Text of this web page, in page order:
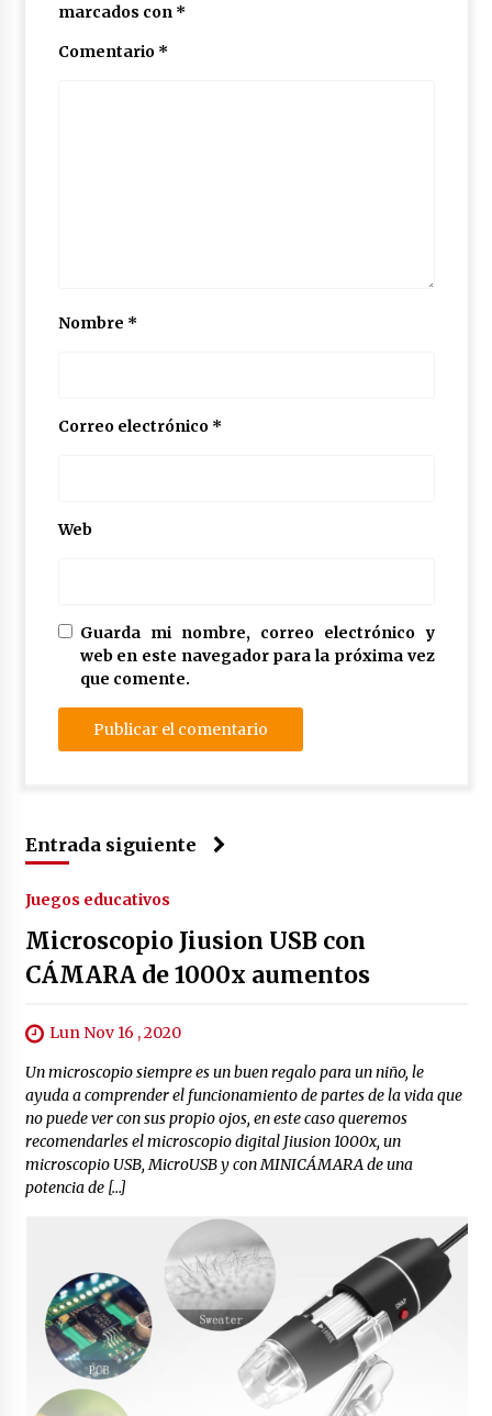
marcados con *
Comentario *
Nombre *
Correo electrónico *
Web
Guarda mi nombre, correo electrónico y
web en este navegador para la próxima vez
que comente.
Entrada siguiente
Juegos educativos
Microscopio Jiusion USB con
CÁMARA de 1000x aumentos
Lun Nov 16 , 2020
Un microscopio siempre es un buen regalo para un niño, le
ayuda a comprender el funcionamiento de partes de la vida que
no puede ver con sus propio ojos, en este caso queremos
recomendarles el microscopio digital Jiusion 1000x, un
microscopio USB, MicroUSB y con MINICÁMARA de una
potencia de […]